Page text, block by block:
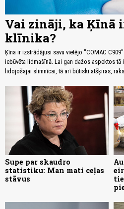
Vai zināji, ka Ķīnā
klīnika?
Ķīna ir izstrādājusi savu vietējo "COMAC
iebūvēta lidmašīnā. Lai gan dažos aspektos
lidojošajai slimnīcai, tā arī būtiski atšķiras,
Supe par skaudro
statistiku: Man mati ceļas
stāvus